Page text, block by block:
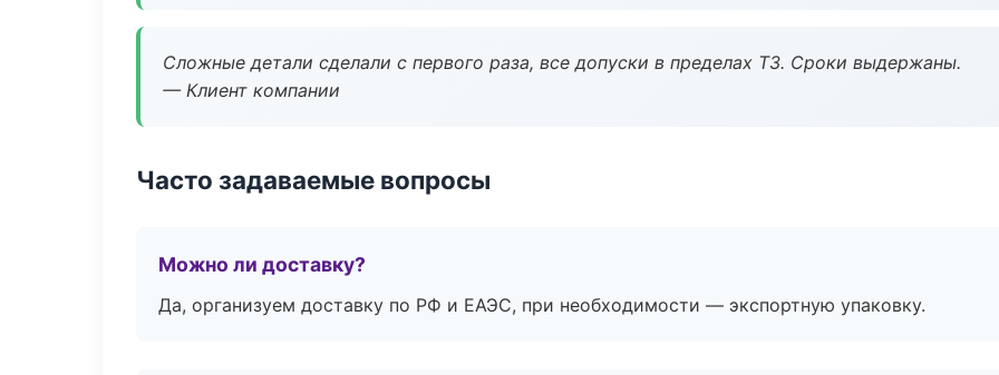
Сложные детали сделали с первого раза, все допуски в пределах ТЗ. Сроки выдержаны.
— Клиент компании
Часто задаваемые вопросы
Можно ли доставку?
Да, организуем доставку по РФ и ЕАЭС, при необходимости — экспортную упаковку.